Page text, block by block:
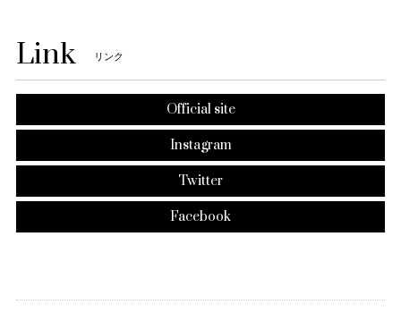
Link リンク
Official site
Instagram
Twitter
Facebook